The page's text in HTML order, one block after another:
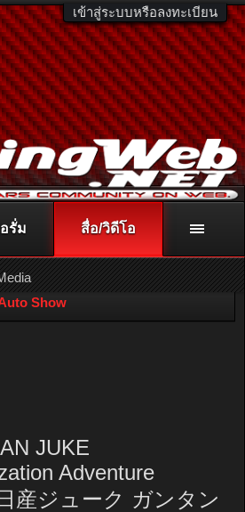
เข้าสู่ระบบหรือลงทะเบียน
หรือโทร. 081-811-1138
ยละเอียดเพิ่มเติม คลิกที่นี่
Show
JUKE
Adventure
産ジューク ガンタン
รั่ม สื่อ/วิดีโอ